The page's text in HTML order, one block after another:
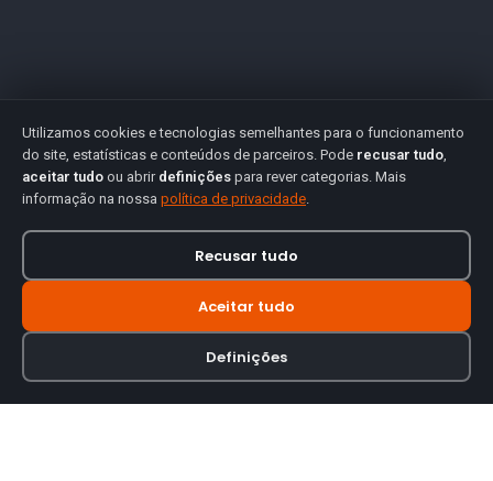
Utilizamos cookies e tecnologias semelhantes para o funcionamento
do site, estatísticas e conteúdos de parceiros. Pode recusar tudo,
aceitar tudo ou abrir definições para rever categorias. Mais
informação na nossa política de privacidade.
Recusar tudo
Aceitar tudo
Definições